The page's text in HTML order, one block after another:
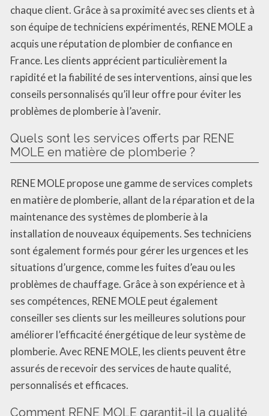
chaque client. Grâce à sa proximité avec ses clients et à
son équipe de techniciens expérimentés, RENE MOLE a
acquis une réputation de plombier de confiance en
France. Les clients apprécient particulièrement la
rapidité et la fiabilité de ses interventions, ainsi que les
conseils personnalisés qu’il leur offre pour éviter les
problèmes de plomberie à l’avenir.
Quels sont les services offerts par RENE
MOLE en matière de plomberie ?
RENE MOLE propose une gamme de services complets
en matière de plomberie, allant de la réparation et de la
maintenance des systèmes de plomberie à la
installation de nouveaux équipements. Ses techniciens
sont également formés pour gérer les urgences et les
situations d’urgence, comme les fuites d’eau ou les
problèmes de chauffage. Grâce à son expérience et à
ses compétences, RENE MOLE peut également
conseiller ses clients sur les meilleures solutions pour
améliorer l’efficacité énergétique de leur système de
plomberie. Avec RENE MOLE, les clients peuvent être
assurés de recevoir des services de haute qualité,
personnalisés et efficaces.
Comment RENE MOLE garantit-il la qualité